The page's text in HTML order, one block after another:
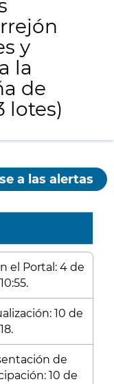
y
la
de
lotes)
a las alertas
el Portal: 4 de
10 de
de
10 de